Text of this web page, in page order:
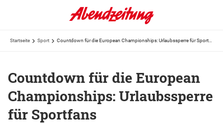
Startseite Sport
Countdown für die European
Championships: Urlaubssperre
für Sportfans